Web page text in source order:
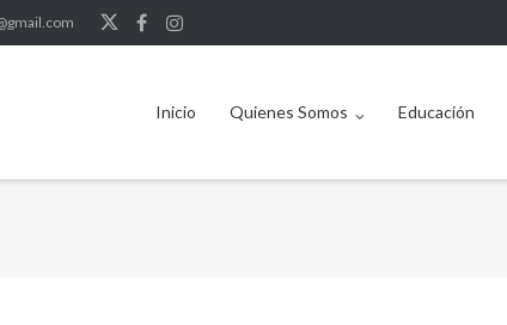
Inicio Quienes Somos Educación